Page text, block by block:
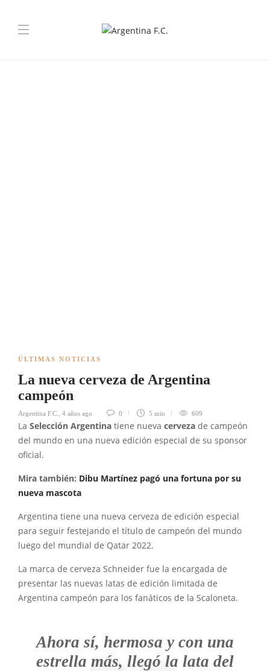
ÚLTIMAS NOTICIAS
La nueva cerveza de Argentina
campeón
Argentina F.C. 4 años ago 0 5 min 609
La Selección Argentina tiene nueva cerveza de campeón
del mundo en una nueva edición especial de su sponsor
oficial.
Mira también: Dibu Martínez pagó una fortuna por su
nueva mascota
Argentina tiene una nueva cerveza de edición especial
para seguir festejando el título de campeón del mundo
luego del mundial de Qatar 2022.
La marca de cerveza Schneider fue la encargada de
presentar las nuevas latas de edición limitada de
Argentina campeón para los fanáticos de la Scaloneta.
Ahora sí, hermosa y con una
estrella más, llegó la lata del